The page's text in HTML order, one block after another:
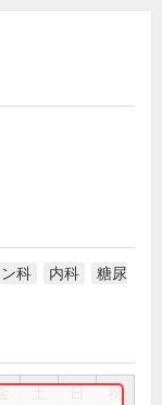
科 内科
糖尿
祝